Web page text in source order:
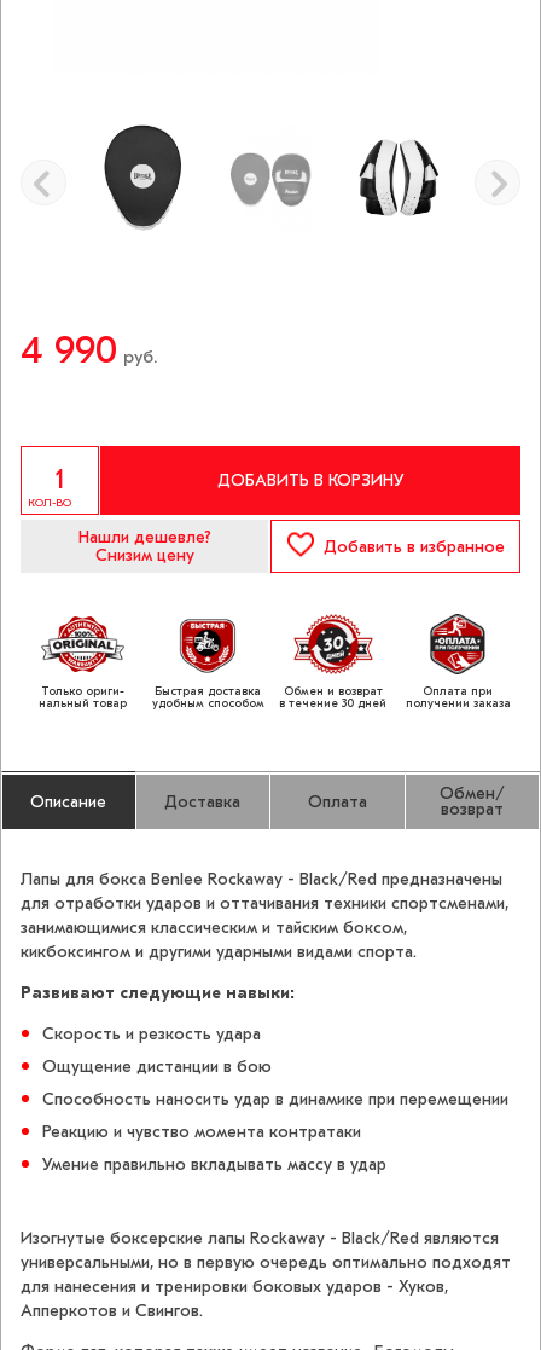
4 990 руб.
КОЛ-ВО
ДОБАВИТЬ В КОРЗИНУ
Нашли дешевле?
Снизим цену
Добавить в избранное
Только ориги­
нальный товар
Быстрая доставка
удобным способом
Обмен и возврат
в течение 30 дней
Оплата при
получении заказа
Описание Доставка Оплата Обмен/
возврат
Лапы для бокса Benlee Rockaway - Black/Red предназначены
для отработки ударов и оттачивания техники спортсменами,
занимающимися классическим и тайским боксом,
кикбоксингом и другими ударными видами спорта.
Развивают следующие навыки:
Скорость и резкость удара
Ощущение дистанции в бою
Способность наносить удар в динамике при перемещении
Реакцию и чувство момента контратаки
Умение правильно вкладывать массу в удар
Изогнутые боксерские лапы Rockaway - Black/Red являются
универсальными, но в первую очередь оптимально подходят
для нанесения и тренировки боковых ударов - Хуков,
Апперкотов и Свингов.